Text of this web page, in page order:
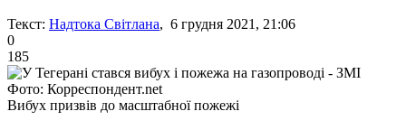
Текст: Надтока Світлана, 6 грудня 2021, 21:06
0
185
Фото: Корреспондент.net
Вибух призвів до масштабної пожежі